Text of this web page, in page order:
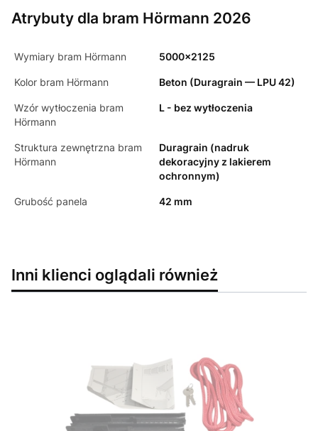
Atrybuty dla bram Hörmann 2026
Wymiary bram Hörmann 5000x2125
Kolor bram Hörmann Beton (Duragrain — LPU 42)
Wzór wytłoczenia bram
Hörmann
L - bez wytłoczenia
Struktura zewnętrzna bram
Hörmann
Duragrain (nadruk
dekoracyjny z lakierem
ochronnym)
Grubość panela 42 mm
Inni klienci oglądali również